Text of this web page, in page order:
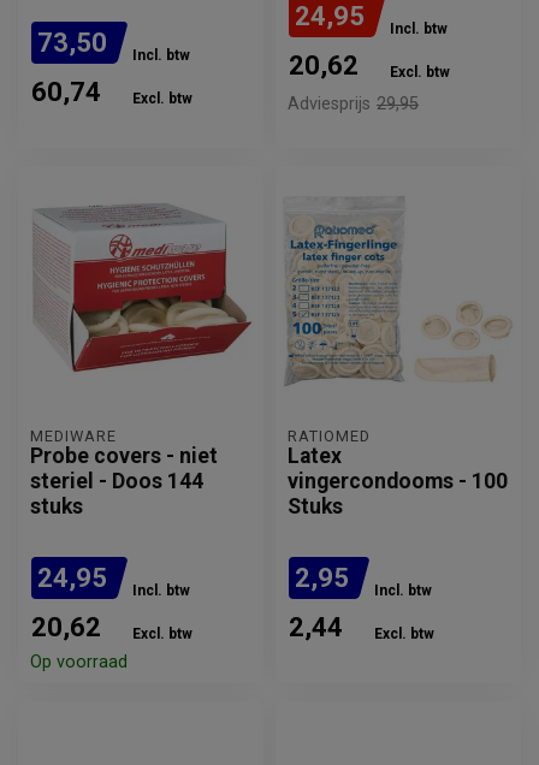
73,50 Incl. btw
60,74 Excl. btw
24,95 Incl. btw
20,62 Excl. btw
Adviesprijs 29,95
MEDIWARE
Probe covers - niet
steriel - Doos 144
stuks
24,95 Incl. btw
20,62 Excl. btw
Op voorraad
RATIOMED
Latex
vingercondooms - 100
Stuks
2,95 Incl. btw
2,44 Excl. btw